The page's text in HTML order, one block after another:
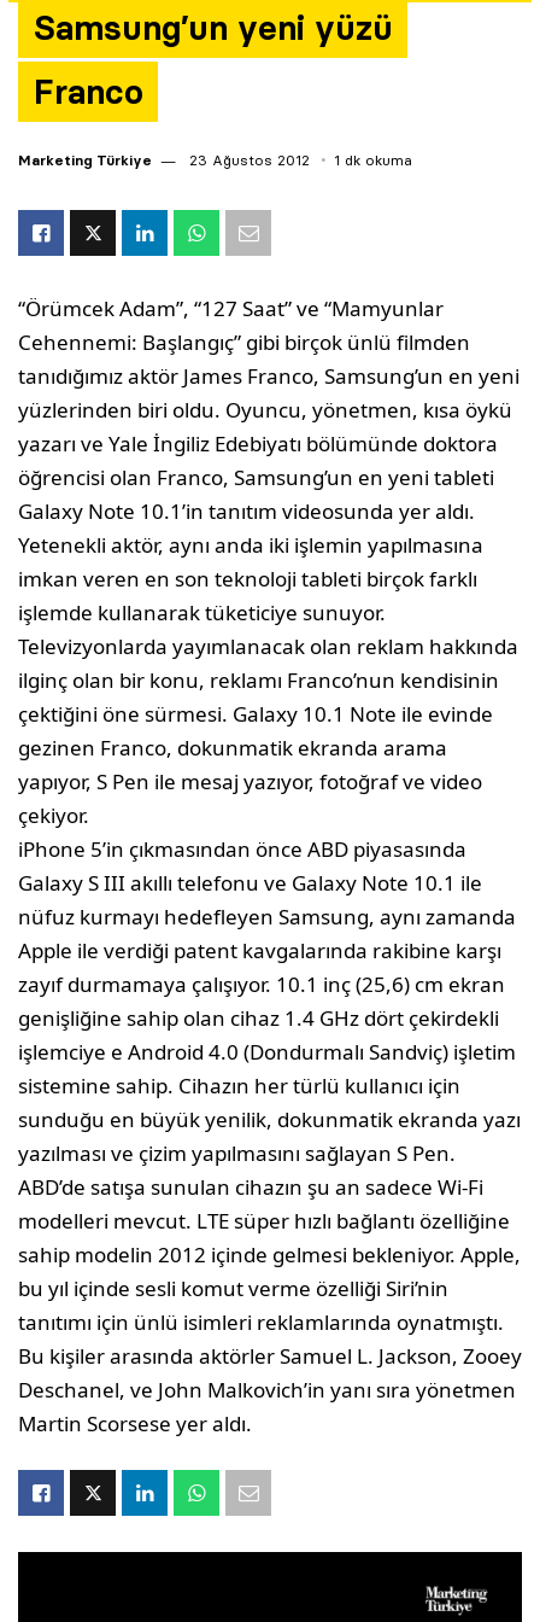
Samsung’un yeni yüzü
Franco
Marketing Türkiye 23 Ağustos 2012 1 dk okuma
“Örümcek Adam”, “127 Saat” ve “Mamyunlar
Cehennemi: Başlangıç” gibi birçok ünlü filmden
tanıdığımız aktör James Franco, Samsung’un en yeni
yüzlerinden biri oldu. Oyuncu, yönetmen, kısa öykü
yazarı ve Yale İngiliz Edebiyatı bölümünde doktora
öğrencisi olan Franco, Samsung’un en yeni tableti
Galaxy Note 10.1’in tanıtım videosunda yer aldı.
Yetenekli aktör, aynı anda iki işlemin yapılmasına
imkan veren en son teknoloji tableti birçok farklı
işlemde kullanarak tüketiciye sunuyor.
Televizyonlarda yayımlanacak olan reklam hakkında
ilginç olan bir konu, reklamı Franco’nun kendisinin
çektiğini öne sürmesi. Galaxy 10.1 Note ile evinde
gezinen Franco, dokunmatik ekranda arama
yapıyor, S Pen ile mesaj yazıyor, fotoğraf ve video
çekiyor.
iPhone 5’in çıkmasından önce ABD piyasasında
Galaxy S III akıllı telefonu ve Galaxy Note 10.1 ile
nüfuz kurmayı hedefleyen Samsung, aynı zamanda
Apple ile verdiği patent kavgalarında rakibine karşı
zayıf durmamaya çalışıyor. 10.1 inç (25,6) cm ekran
genişliğine sahip olan cihaz 1.4 GHz dört çekirdekli
işlemciye e Android 4.0 (Dondurmalı Sandviç) işletim
sistemine sahip. Cihazın her türlü kullanıcı için
sunduğu en büyük yenilik, dokunmatik ekranda yazı
yazılması ve çizim yapılmasını sağlayan S Pen.
ABD’de satışa sunulan cihazın şu an sadece Wi-Fi
modelleri mevcut. LTE süper hızlı bağlantı özelliğine
sahip modelin 2012 içinde gelmesi bekleniyor. Apple,
bu yıl içinde sesli komut verme özelliği Siri’nin
tanıtımı için ünlü isimleri reklamlarında oynatmıştı.
Bu kişiler arasında aktörler Samuel L. Jackson, Zooey
Deschanel, ve John Malkovich’in yanı sıra yönetmen
Martin Scorsese yer aldı.
Yazarlar
Araştırma